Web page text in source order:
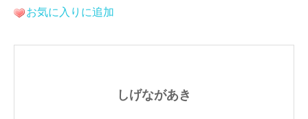
お気に入りに追加
しげながあき